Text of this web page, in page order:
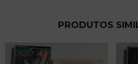
PRODUTOS